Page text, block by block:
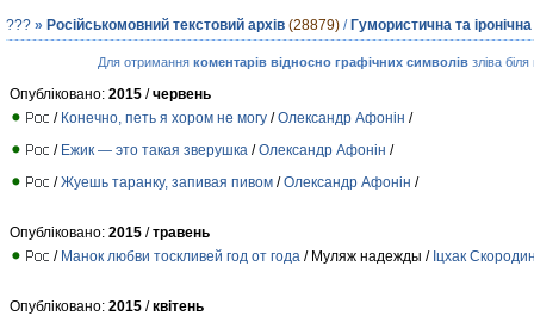
??? » Російськомовний текстовий архів (28879) / Гумористична та іронічна
Для отримання коментарів відносно графічних символів зліва
Опубліковано: 2015 /червень
/ Конечно, петь я хором не могу /Олександр Афонін /
/ Ежик — это такая зверушка /Олександр Афонін /
/Жуешь таранку, запивая пивом /Олександр Афонін /
Опубліковано: 2015 /травень
/ Манок любви тоскливей год от года / Муляж надежды / Іцхак
Опубліковано: 2015 /квітень